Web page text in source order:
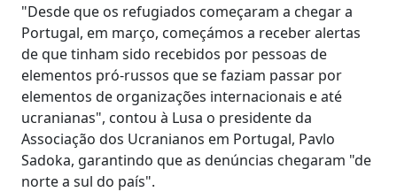
"Desde que os refugiados começaram a chegar a
Portugal, em março, começámos a receber alertas
de que tinham sido recebidos por pessoas de
elementos pró-russos que se faziam passar por
elementos de organizações internacionais e até
ucranianas", contou à Lusa o presidente da
Associação dos Ucranianos em Portugal, Pavlo
Sadoka, garantindo que as denúncias chegaram "de
norte a sul do país".